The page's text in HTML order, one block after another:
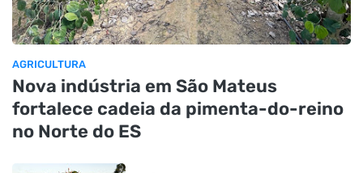
AGRICULTURA
Nova indústria em São Mateus
fortalece cadeia da pimenta-do-reino
no Norte do ES